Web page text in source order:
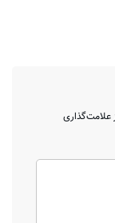
علامت‌گذاری